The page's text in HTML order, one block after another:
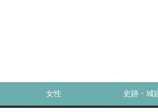
女性 史跡・城